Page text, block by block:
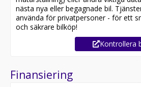
nästa nya eller begagnade bil.
använda för privatpersoner - för ett
och säkrare bilköp!
Kontrollera
Finansiering